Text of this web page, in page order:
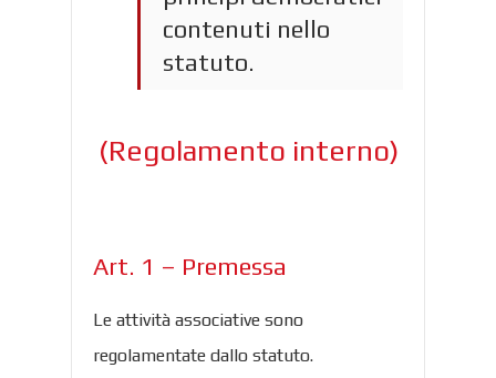
contenuti nello
statuto.
(Regolamento interno)
Art. 1 – Premessa
Le attività associative sono
regolamentate dallo statuto.